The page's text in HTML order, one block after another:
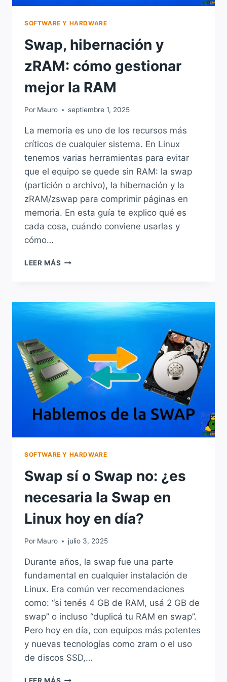
SOFTWARE Y HARDWARE
Swap, hibernación y
zRAM: cómo gestionar
mejor la RAM
Por Mauro septiembre 1, 2025
La memoria es uno de los recursos más
críticos de cualquier sistema. En Linux
tenemos varias herramientas para evitar
que el equipo se quede sin RAM: la swap
(partición o archivo), la hibernación y la
zRAM/zswap para comprimir páginas en
memoria. En esta guía te explico qué es
cada cosa, cuándo conviene usarlas y
cómo…
LEER MÁS SWAP,
CÓMO
GESTIONAR
SOFTWARE Y HARDWARE
Swap sí o Swap no: ¿es
necesaria la Swap en
Linux hoy en día?
Por Mauro julio 3, 2025
Durante años, la swap fue una parte
fundamental en cualquier instalación de
Linux. Era común ver recomendaciones
como: “si tenés 4 GB de RAM, usá 2 GB de
swap” o incluso “duplicá tu RAM en swap”.
Pero hoy en día, con equipos más potentes
y nuevas tecnologías como zram o el uso
de discos SSD,…
SWAP